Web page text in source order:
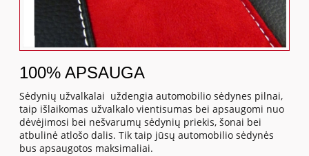
100% APSAUGA
Sėdynių užvalkalai uždengia automobilio sėdynes pilnai,
taip išlaikomas užvalkalo vientisumas bei apsaugomi nuo
dėvėjimosi bei nešvarumų sėdynių priekis, šonai bei
atbulinė atlošo dalis. Tik taip jūsų automobilio sėdynės
bus apsaugotos maksimaliai.